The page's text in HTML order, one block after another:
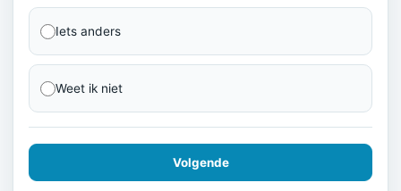
Iets anders
Weet ik niet
Volgende